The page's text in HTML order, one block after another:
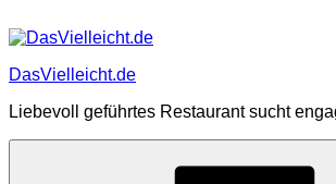
Inhalt
DasVielleicht.de
Liebevoll geführtes Restaurant sucht